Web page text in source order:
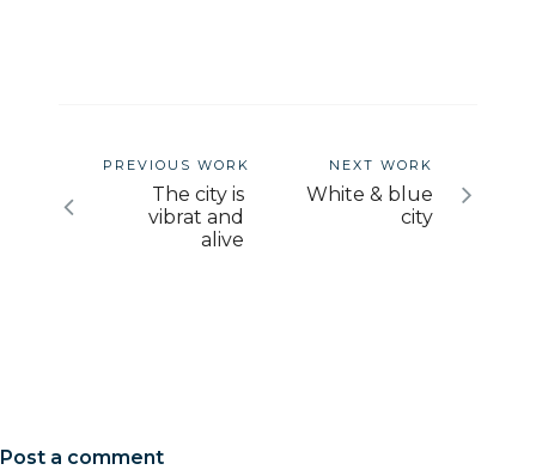
PREVIOUS WORK
The city is
vibrat and
alive
NEXT WORK
White & blue
city
Post a comment